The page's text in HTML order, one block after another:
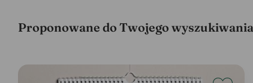
Proponowane do Twojego wyszukiwania